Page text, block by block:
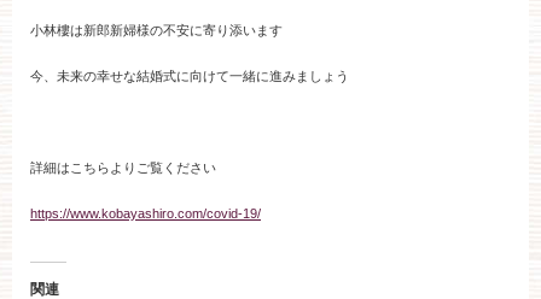
0258-66-3155
11:00～19:00（火、水曜定休）
小林樓は新郎新婦様の不安に寄り添います
今、未来の幸せな結婚式に向けて一緒に進みましょう
詳細はこちらよりご覧ください
https://www.kobayashiro.com/covid-19/
関連